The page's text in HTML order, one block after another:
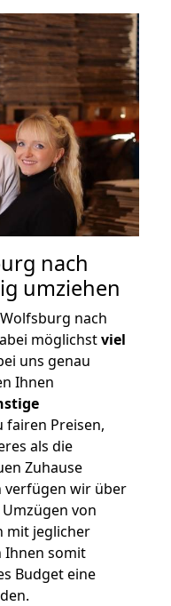
nach
umziehen
nach
möglichstviel
uns genau
Ihnen
fairen Preisen,
als die
Zuhause
verfügen wir über
von
mit jeglicher
Ihnen somit
Budget eine